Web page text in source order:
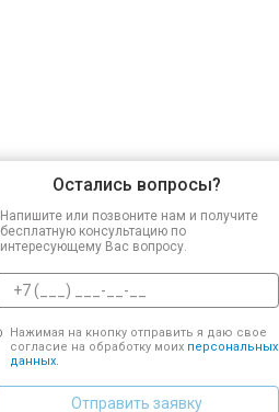
Остались вопросы?
Напишите или позвоните нам и получите
бесплатную консультацию по
интересующему Вас вопросу.
Нажимая на кнопку отправить я даю свое
согласие на обработку моих персональных
данных.
Отправить заявку